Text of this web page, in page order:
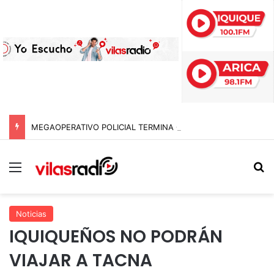
Menú
Noticias
IQUIQUEÑOS NO PODRÁN
VIAJAR A TACNA